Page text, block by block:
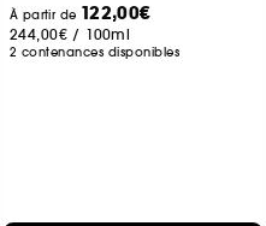
À partir de 122,00€
244,00€ / 100ml
2 contenances disponibles